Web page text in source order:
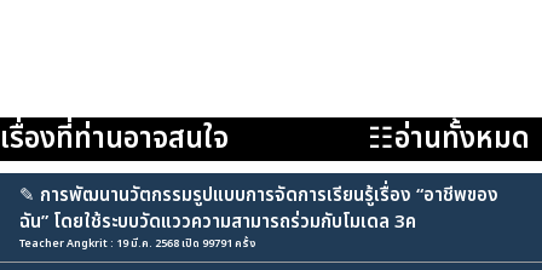
เรื่องที่ท่านอาจสนใจ ☷อ่านทั้งหมด
✎ การพัฒนานวัตกรรมรูปแบบการจัดการเรียนรู้เรื่อง “อาชีพของ
ฉัน” โดยใช้ระบบวัดแววความสามารถร่วมกับโมเดล 3ค
Teacher Angkrit : 19 มี.ค. 2568 เปิด 99791 ครั้ง